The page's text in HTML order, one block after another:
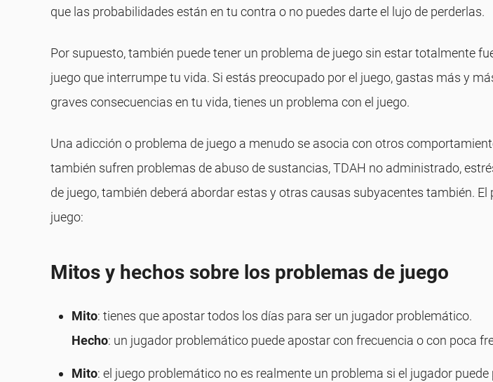
que las probabilidades están en tu contra o no puedes darte el lujo de perderlas.
Por supuesto, también puede tener un problema de juego sin estar totalmente
juego que interrumpe tu vida. Si estás preocupado por el juego, gastas más y
graves consecuencias en tu vida, tienes un problema con el juego.
Una adicción o problema de juego a menudo se asocia con otros
también sufren problemas de abuso de sustancias, TDAH no administrado,
de juego, también deberá abordar estas y otras causas subyacentes también.
juego:
Mitos y hechos sobre los problemas de juego
Mito: tienes que apostar todos los días para ser un jugador problemático.
Hecho: un jugador problemático puede apostar con frecuencia o con poca
Mito: el juego problemático no es realmente un problema si el jugador